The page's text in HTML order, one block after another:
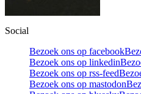
Social
Bezoek ons op facebook
Bezoek ons op linkedin
Bezoek ons op rss-feed
Bezoek ons op mastodon